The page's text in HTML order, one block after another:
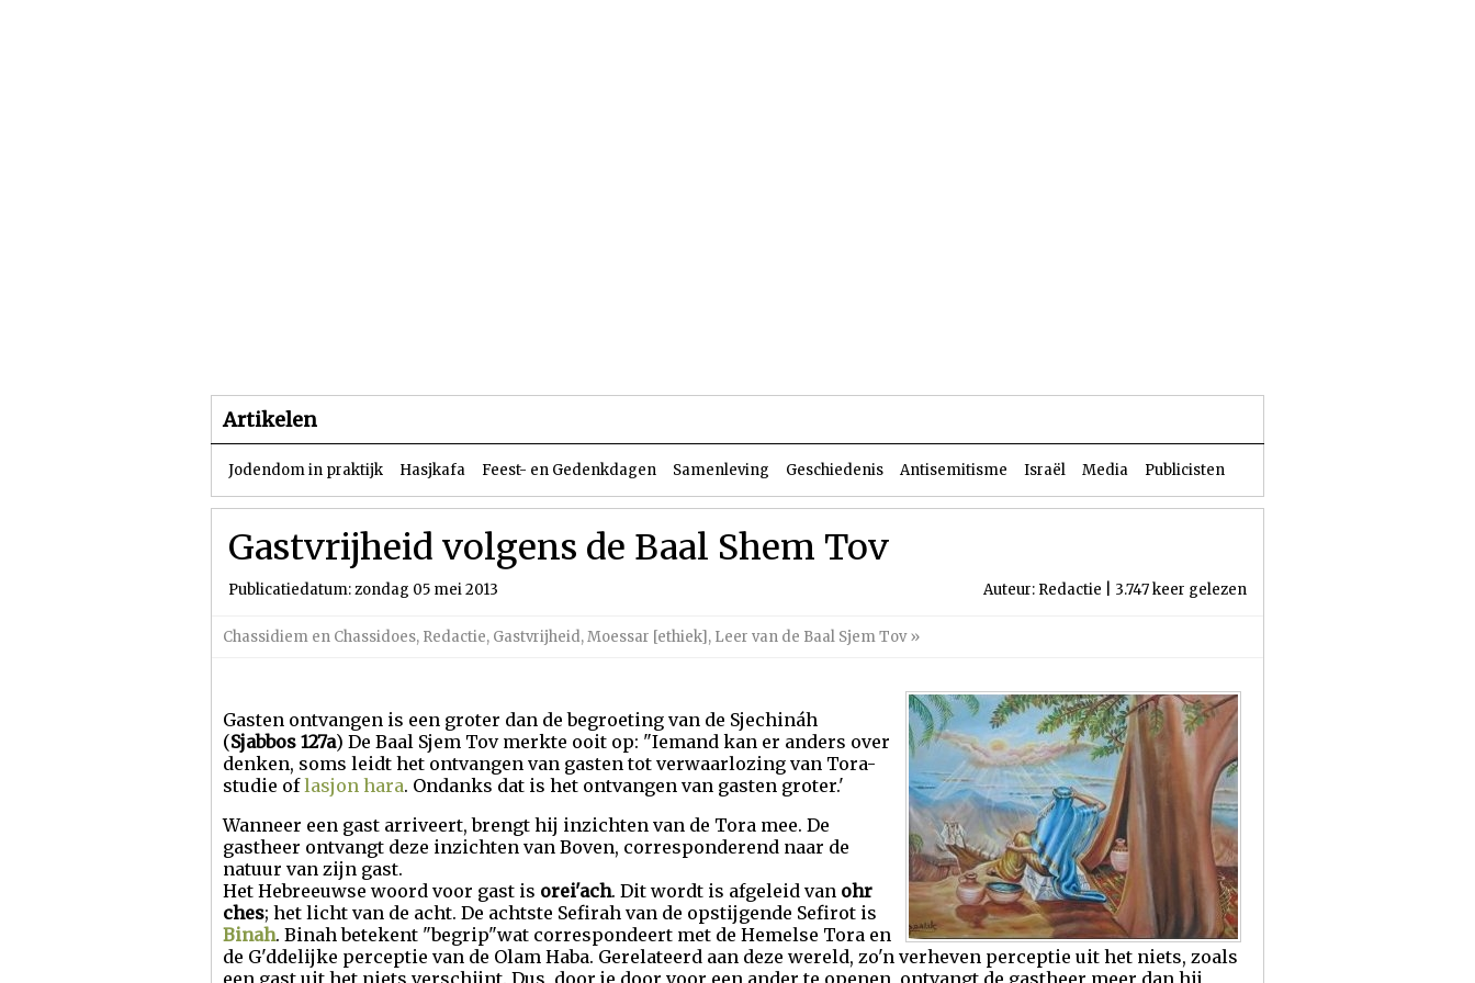
Artikelen
Jodendom in praktijk Hasjkafa Feest- en Gedenkdagen Samenleving Geschiedenis Antisemitisme Israël Media Publicisten
Gastvrijheid volgens de Baal Shem Tov
Publicatiedatum: zondag 05 mei 2013 Auteur: Redactie | 3.747 keer gelezen
Chassidiem en Chassidoes, Redactie, Gastvrijheid,Moessar [ethiek], Leer van de Baal Sjem Tov»
Gasten ontvangen is een groter dan de begroeting van de Sjechináh
(Sjabbos 127a) De Baal Sjem Tov merkte ooit op: "Iemand kan er anders over
denken, soms leidt het ontvangen van gasten tot verwaarlozing van Tora-
studie oflasjon hara. Ondanks dat is het ontvangen van gasten groter.'
Wanneer een gast arriveert, brengt hij inzichten van de Tora mee. De
gastheer ontvangt deze inzichten van Boven, corresponderend naar de
natuur van zijn gast.
Het Hebreeuwse woord voor gast is orei'ach. Dit wordt is afgeleid van ohr
ches; het licht van de acht. De achtste Sefirah van de opstijgende Sefirot is
Binah. Binah betekent "begrip"wat correspondeert met de Hemelse Tora en
de G'ddelijke perceptie van de Olam Haba. Gerelateerd aan deze wereld, zo'n verheven perceptie uit het niets, zoals
een gast uit het niets verschijnt. Dus, door je door voor een ander te openen, ontvangt de gastheer meer dan hij